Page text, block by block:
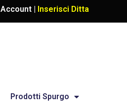
Account | Inserisci Ditta
Prodotti Spurgo